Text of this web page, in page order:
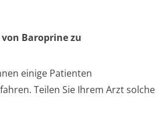
Baroprine zu
einige Patienten
Teilen Sie Ihrem Arzt solche